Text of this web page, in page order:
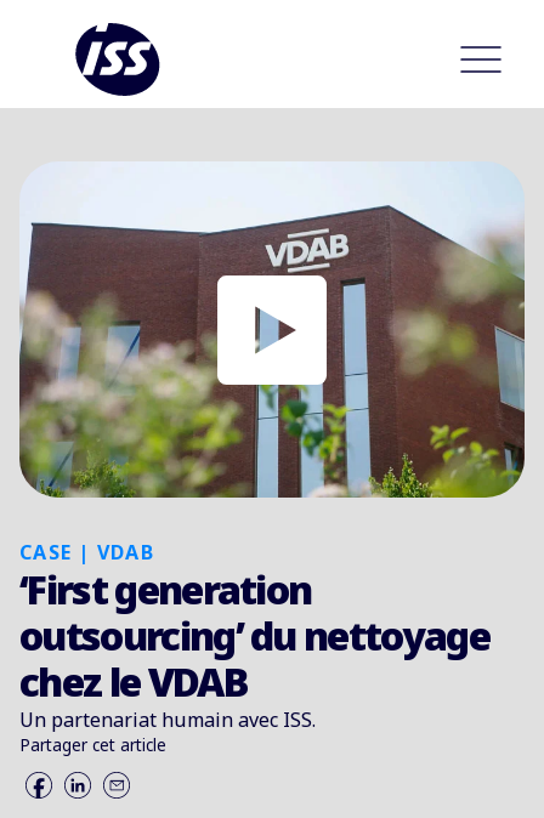
CASE | VDAB
‘First generation
outsourcing’ du nettoyage
chez le VDAB
Un partenariat humain avec ISS.
Partager cet article